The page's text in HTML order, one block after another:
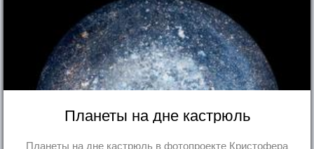
Планеты на дне кастрюль
Планеты на дне кастрюль в фотопроекте Кристофера